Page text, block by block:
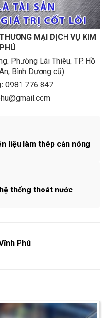
MẠI DỊCH VỤ KIM
Phường Lái Thiêu, TP. Hồ
Bình Dương cũ)
0981 776 847
liệu làm thép cán nóng
thống thoát nước
Phú